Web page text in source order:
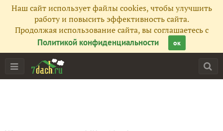
Наш сайт использует файлы cookies, чтобы улучшить
работу и повысить эффективность сайта.
Продолжая использование сайта, вы соглашаетесь с
Политикой конфиденциальности
ок